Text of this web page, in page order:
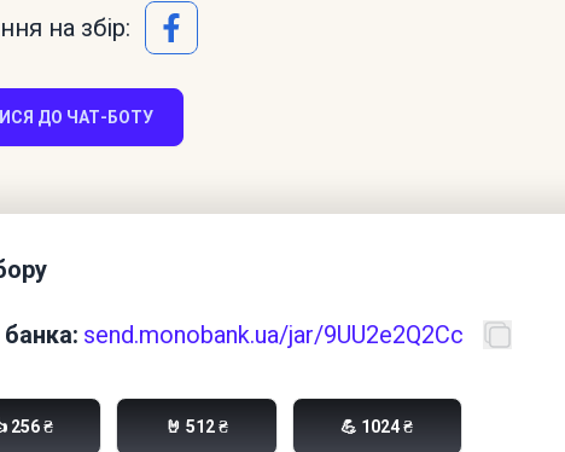
на збір:
ДО ЧАТ-БОТУ
send.monobank.ua/jar/9UU2e2Q2Cc
256 ₴ 🤘 512 ₴ 💪 1024 ₴